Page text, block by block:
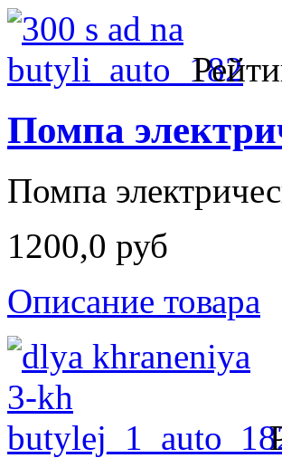
Помпа
Помпа
1200,0 руб
Описание товара